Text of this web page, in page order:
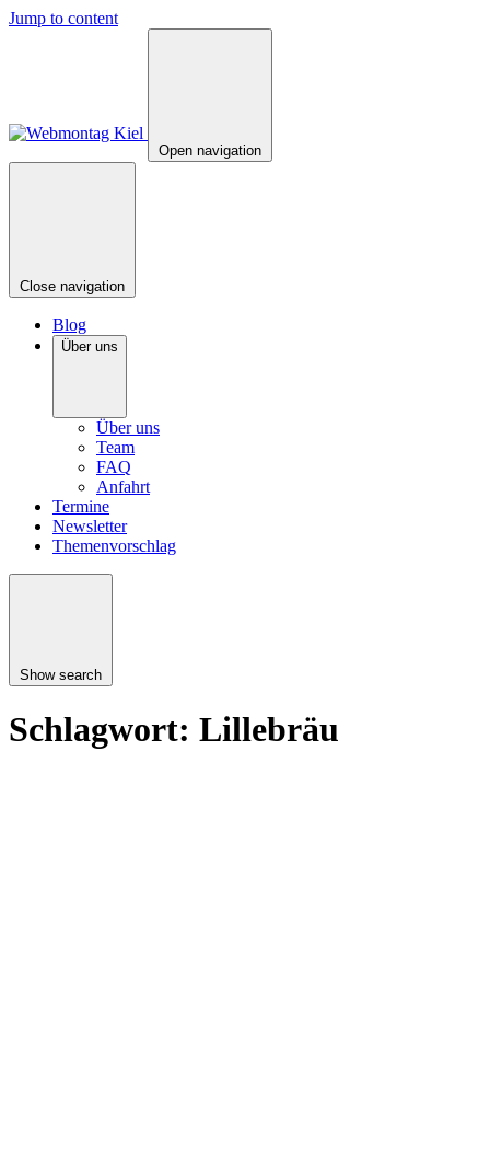
Jump to content
Open navigation
Close navigation
Blog
Über uns
Über uns
Team
FAQ
Anfahrt
Termine
Newsletter
Themenvorschlag
Show search
Schlagwort: Lillebräu